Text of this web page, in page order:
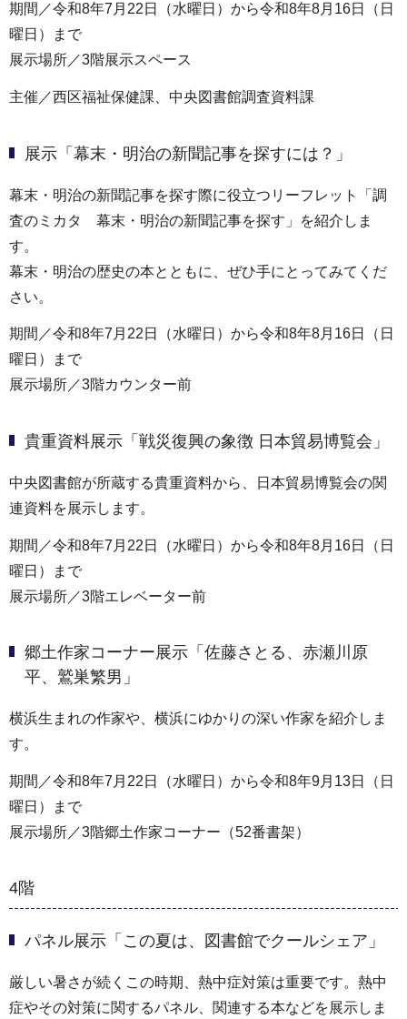
期間／令和8年7月22日（水曜日）から令和8年8月16日（日
曜日）まで
展示場所／3階展示スペース
主催／西区福祉保健課、中央図書館調査資料課
展示「幕末・明治の新聞記事を探すには？」
幕末・明治の新聞記事を探す際に役立つリーフレット「調
査のミカタ 幕末・明治の新聞記事を探す」を紹介しま
す。
幕末・明治の歴史の本とともに、ぜひ手にとってみてくだ
さい。
期間／令和8年7月22日（水曜日）から令和8年8月16日（日
曜日）まで
展示場所／3階カウンター前
貴重資料展示「戦災復興の象徴 日本貿易博覧会」
中央図書館が所蔵する貴重資料から、日本貿易博覧会の関
連資料を展示します。
期間／令和8年7月22日（水曜日）から令和8年8月16日（日
曜日）まで
展示場所／3階エレベーター前
郷土作家コーナー展示「佐藤さとる、赤瀬川原
平、鷲巣繁男」
横浜生まれの作家や、横浜にゆかりの深い作家を紹介しま
す。
期間／令和8年7月22日（水曜日）から令和8年9月13日（日
曜日）まで
展示場所／3階郷土作家コーナー（52番書架）
4階
パネル展示「この夏は、図書館でクールシェア」
厳しい暑さが続くこの時期、熱中症対策は重要です。熱中
症やその対策に関するパネル、関連する本などを展示しま